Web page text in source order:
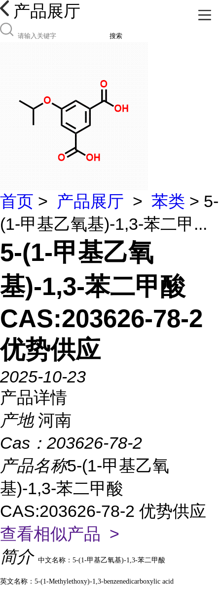
产品展厅
搜索
首页 > 产品展厅 > 苯类 > 5-
(1-甲基乙氧基)-1,3-苯二甲...
5-(1-甲基乙氧
基)-1,3-苯二甲酸
CAS:203626-78-2
优势供应
2025-10-23
产品详情
产地 河南
Cas： 203626-78-2
产品名称5-(1-甲基乙氧
基)-1,3-苯二甲酸
CAS:203626-78-2 优势供应
查看相似产品 >
简介 中文名称：5-(1-甲基乙氧基)-1,3-苯二甲酸
英文名称：5-(1-Methylethoxy)-1,3-benzenedicarboxylic acid